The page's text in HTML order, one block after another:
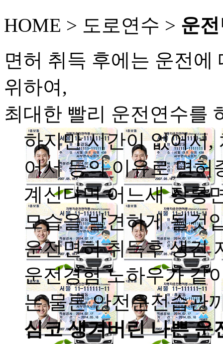
HOME > 도로연수 > 운
면허 취득 후에는 운전에
위하여,
최대한 빨리 운전연수를
하지만 시간이 없어서,
어서 등의 이유로 면
계신다면 어느새 장롱
모습을 발견하게 될것
운전면허 취득후 생긴
운전경험 노하우가 같
는 물론 안전운전습관
심코 생겨버린 나쁜 운